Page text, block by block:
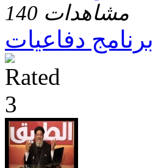
140 مشاهدات
برنامج دفاعيات